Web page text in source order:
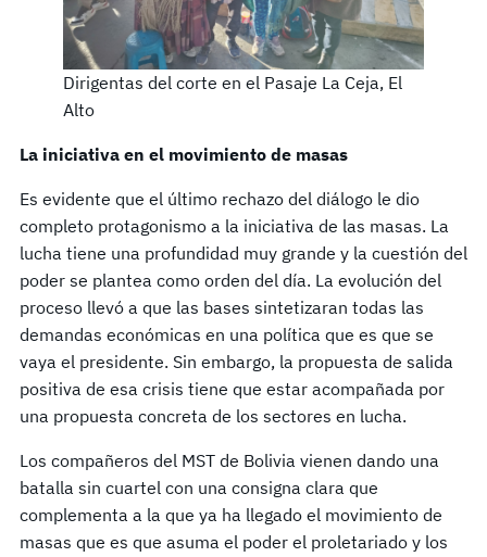
Dirigentas del corte en el Pasaje La Ceja, El
Alto
La iniciativa en el movimiento de masas
Es evidente que el último rechazo del diálogo le dio
completo protagonismo a la iniciativa de las masas. La
lucha tiene una profundidad muy grande y la cuestión del
poder se plantea como orden del día. La evolución del
proceso llevó a que las bases sintetizaran todas las
demandas económicas en una política que es que se
vaya el presidente. Sin embargo, la propuesta de salida
positiva de esa crisis tiene que estar acompañada por
una propuesta concreta de los sectores en lucha.
Los compañeros del MST de Bolivia vienen dando una
batalla sin cuartel con una consigna clara que
complementa a la que ya ha llegado el movimiento de
masas que es que asuma el poder el proletariado y los